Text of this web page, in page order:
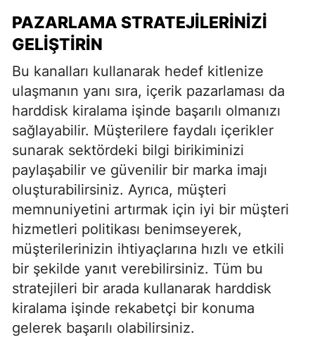
PAZARLAMA STRATEJILERINIZI
GELIŞTIRIN
Bu kanalları kullanarak hedef kitlenize
ulaşmanın yanı sıra, içerik pazarlaması da
harddisk kiralama işinde başarılı olmanızı
sağlayabilir. Müşterilere faydalı içerikler
sunarak sektördeki bilgi birikiminizi
paylaşabilir ve güvenilir bir marka imajı
oluşturabilirsiniz. Ayrıca, müşteri
memnuniyetini artırmak için iyi bir müşteri
hizmetleri politikası benimseyerek,
müşterilerinizin ihtiyaçlarına hızlı ve etkili
bir şekilde yanıt verebilirsiniz. Tüm bu
stratejileri bir arada kullanarak harddisk
kiralama işinde rekabetçi bir konuma
gelerek başarılı olabilirsiniz.